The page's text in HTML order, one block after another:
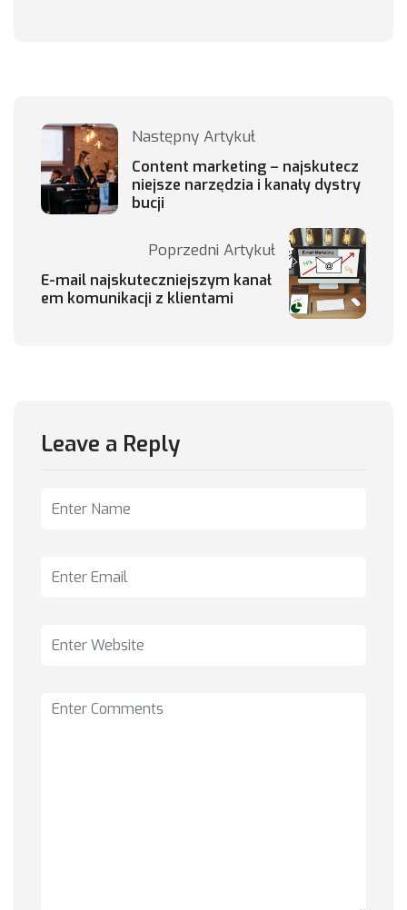
Następny Artykuł
Content marketing – najskutecz
niejsze narzędzia i kanały dystry
bucji
Poprzedni Artykuł
E-mail najskuteczniejszym kanał
em komunikacji z klientami
Leave a Reply